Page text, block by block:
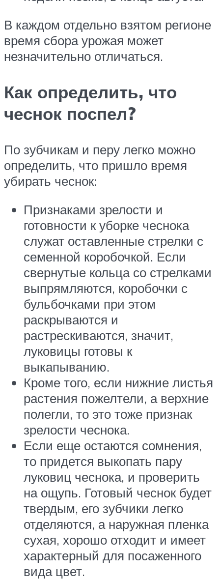
В каждом отдельно взятом регионе
время сбора урожая может
незначительно отличаться.
Как определить, что
чеснок поспел?
По зубчикам и перу легко можно
определить, что пришло время
убирать чеснок:
Признаками зрелости и
готовности к уборке чеснока
служат оставленные стрелки с
семенной коробочкой. Если
свернутые кольца со стрелками
выпрямляются, коробочки с
бульбочками при этом
раскрываются и
растрескиваются, значит,
луковицы готовы к
выкапыванию.
Кроме того, если нижние листья
растения пожелтели, а верхние
полегли, то это тоже признак
зрелости чеснока.
Если еще остаются сомнения,
то придется выкопать пару
луковиц чеснока, и проверить
на ощупь. Готовый чеснок будет
твердым, его зубчики легко
отделяются, а наружная пленка
сухая, хорошо отходит и имеет
характерный для посаженного
вида цвет.